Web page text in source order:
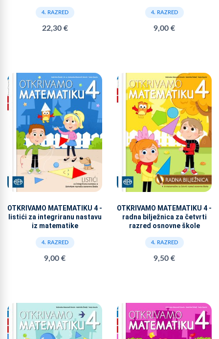
4. RAZRED
22,30 €
4. RAZRED
9,00 €
OTKRIVAMO MATEMATIKU 4 -
listići za integriranu nastavu
iz matematike
4. RAZRED
9,00 €
OTKRIVAMO MATEMATIKU 4 -
radna bilježnica za četvrti
razred osnovne škole
4. RAZRED
9,50 €